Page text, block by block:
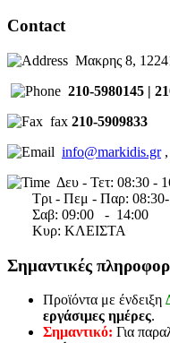
Contact
Μακρης 8,
210-5980145 |
fax 210-5909833
info@markidis.gr,
Δευ - Τετ: 08:30 -
Τρι - Πεμ - Παρ: 08:30-
Σαβ: 09:00 - 14:00
Κυρ: ΚΛΕΙΣΤΑ
Σημαντικές
Προϊόντα με ένδειξη
εργάσιμες ημέρες.
Σημαντικό: Για